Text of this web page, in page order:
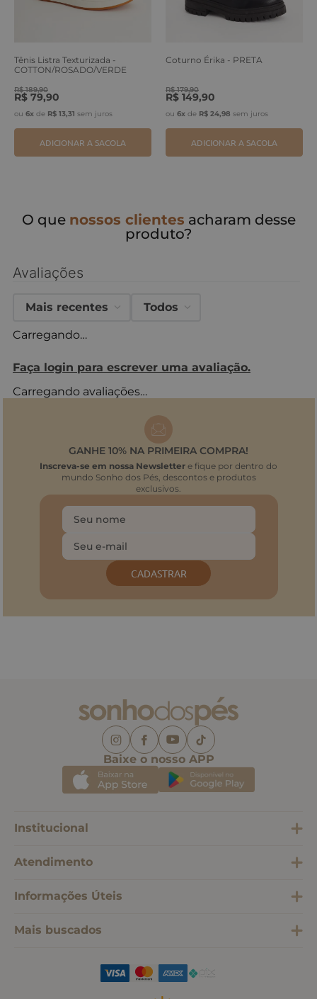
Tênis Listra Texturizada -
COTTON/ROSADO/VERDE
R$ 189,90
R$ 79,90
ou 6x de R$ 13,31 sem juros
ADICIONAR A SACOLA
Coturno Érika - PRETA
R$ 179,90
R$ 149,90
ou 6x de R$ 24,98 sem juros
ADICIONAR A SACOLA
O que nossos clientes acharam desse
produto?
Avaliações
Carregando…
Faça login para escrever uma avaliação.
Mais recentes Todos
Carregando avaliações…
GANHE 10% NA PRIMEIRA COMPRA!
Inscreva-se em nossa Newsletter e fique por dentro do
mundo Sonho dos Pés, descontos e produtos
exclusivos.
CADASTRAR
Baixe o nosso APP
Institucional
Atendimento
Informações Úteis
Mais buscados